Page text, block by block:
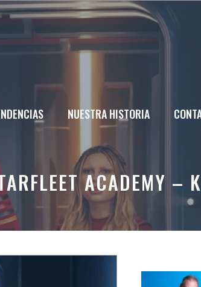
NUESTRA HISTORIA
ACADEMY –